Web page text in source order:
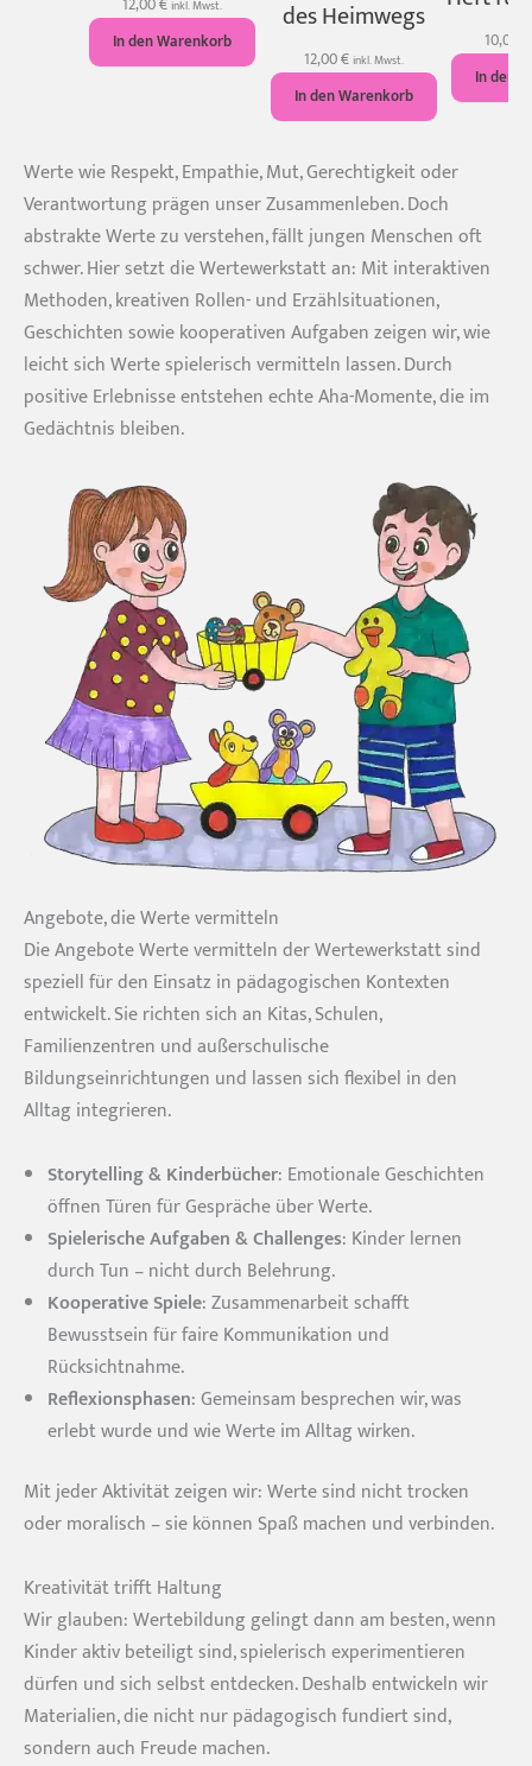
inkl. Mwst.
In den Warenkorb
des Heimwegs
12,00€ inkl. Mwst.
In den Warenkorb
10,00
In den
Werte wie Respekt, Empathie, Mut, Gerechtigkeit oder
Verantwortung prägen unser Zusammenleben. Doch
abstrakte Werte zu verstehen, fällt jungen Menschen oft
schwer. Hier setzt die Wertewerkstatt an: Mit interaktiven
Methoden, kreativen Rollen- und Erzählsituationen,
Geschichten sowie kooperativen Aufgaben zeigen wir, wie
leicht sich Werte spielerisch vermitteln lassen. Durch
positive Erlebnisse entstehen echte Aha-Momente, die im
Gedächtnis bleiben.
Angebote, die Werte vermitteln
Die Angebote Werte vermitteln der Wertewerkstatt sind
speziell für den Einsatz in pädagogischen Kontexten
entwickelt. Sie richten sich an Kitas, Schulen,
Familienzentren und außerschulische
Bildungseinrichtungen und lassen sich flexibel in den
Alltag integrieren.
Storytelling & Kinderbücher: Emotionale Geschichten
öffnen Türen für Gespräche über Werte.
Spielerische Aufgaben & Challenges: Kinder lernen
durch Tun – nicht durch Belehrung.
Kooperative Spiele: Zusammenarbeit schafft
Bewusstsein für faire Kommunikation und
Rücksichtnahme.
Reflexionsphasen: Gemeinsam besprechen wir, was
erlebt wurde und wie Werte im Alltag wirken.
Mit jeder Aktivität zeigen wir: Werte sind nicht trocken
oder moralisch – sie können Spaß machen und verbinden.
Kreativität trifft Haltung
Wir glauben: Wertebildung gelingt dann am besten, wenn
Kinder aktiv beteiligt sind, spielerisch experimentieren
dürfen und sich selbst entdecken. Deshalb entwickeln wir
Materialien, die nicht nur pädagogisch fundiert sind,
sondern auch Freude machen.